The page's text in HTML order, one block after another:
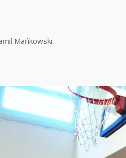
Mańkowski.